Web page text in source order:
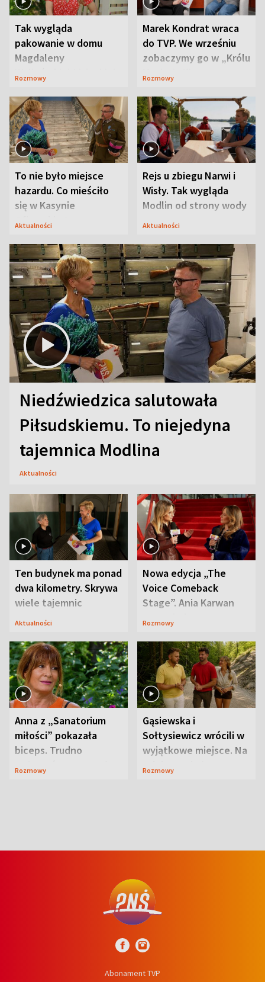
Tak wygląda
pakowanie w domu
Magdaleny
Waligórskiej-Lisieckiej.
Rozmowy
Marek Kondrat wraca
do TVP. We wrześniu
zobaczymy go w „Królu
Maciusiu I”
Rozmowy
To nie było miejsce
hazardu. Co mieściło
się w Kasynie
Oficerskim?
Aktualności
Rejs u zbiegu Narwi i
Wisły. Tak wygląda
Modlin od strony wody
Aktualności
Niedźwiedzica salutowała
Piłsudskiemu. To niejedyna
tajemnica Modlina
Aktualności
Ten budynek ma ponad
dwa kilometry. Skrywa
wiele tajemnic
Aktualności
Nowa edycja „The
Voice Comeback
Stage”. Ania Karwan
zapowiada
Rozmowy
Anna z „Sanatorium
miłości” pokazała
biceps. Trudno
uwierzyć, co przeszła
Rozmowy
Gąsiewska i
Sołtysiewicz wrócili w
wyjątkowe miejsce. Na
szlaku czekał
Rozmowy
Abonament TVP